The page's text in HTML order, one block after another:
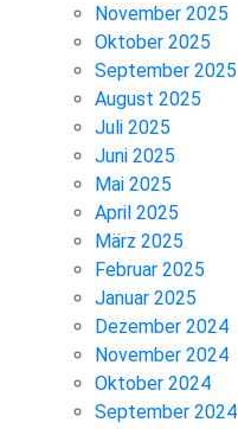
November 2025
Oktober 2025
September 2025
August 2025
Juli 2025
Juni 2025
Mai 2025
April 2025
März 2025
Februar 2025
Januar 2025
Dezember 2024
November 2024
Oktober 2024
September 2024